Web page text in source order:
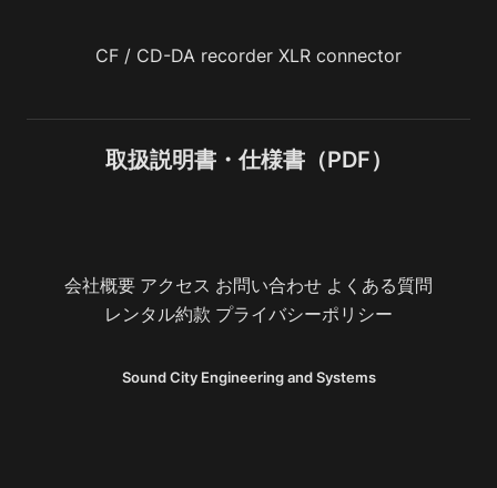
CF / CD-DA recorder XLR connector
取扱説明書・仕様書（PDF）
Sound City Engineering and Systems
会社概要 アクセス お問い合わせ よくある質問
レンタル約款 プライバシーポリシー